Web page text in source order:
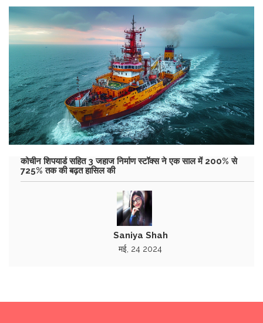
कोचीन शिपयार्ड सहित 3 जहाज निर्माण स्टॉक्स ने एक साल में 200% से
725% तक की बढ़त हासिल की
Saniya Shah
मई, 24 2024